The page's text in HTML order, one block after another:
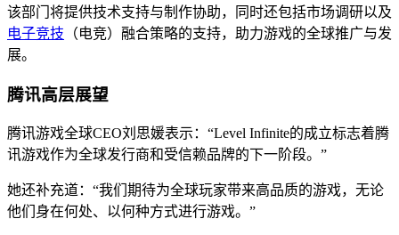
该部门将提供技术支持与制作协助，同时还包括市场调研以及
电子竞技 （电竞）融合策略的支持，助力游戏的全球推广与发
展。
腾讯高层展望
腾讯游戏全球CEO刘思媛表示：“Level Infinite的成立标志着腾
讯游戏作为全球发行商和受信赖品牌的下一阶段。”
她还补充道：“我们期待为全球玩家带来高品质的游戏，无论
他们身在何处、以何种方式进行游戏。”